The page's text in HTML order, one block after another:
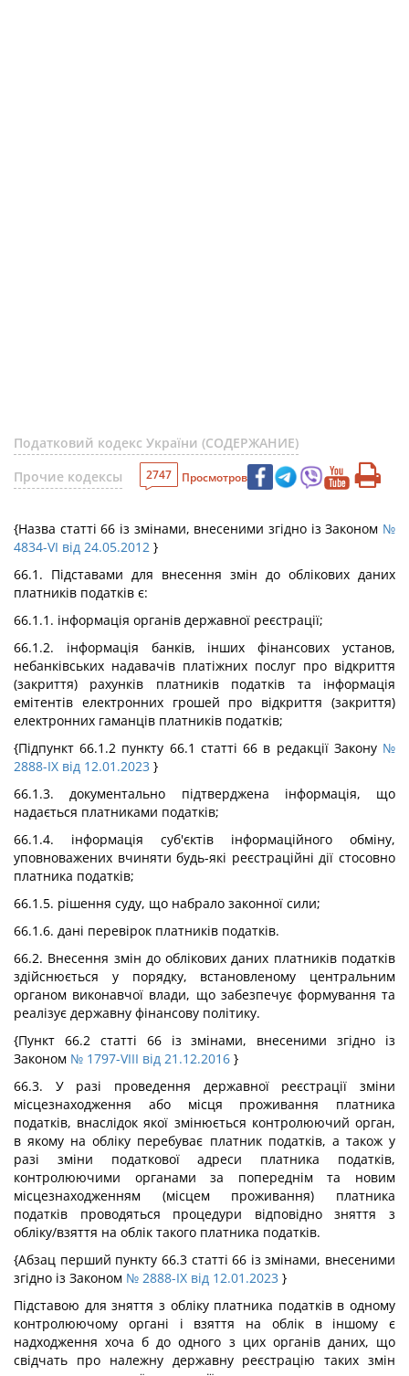
Податковий кодекс України (СОДЕРЖАНИЕ)
Прочие кодексы
2747 Просмотров
{Назва статті 66 із змінами, внесеними згідно із Законом №
4834-VI від 24.05.2012 }
66.1. Підставами для внесення змін до облікових даних
платників податків є:
66.1.1. інформація органів державної реєстрації;
66.1.2. інформація банків, інших фінансових установ,
небанківських надавачів платіжних послуг про відкриття
(закриття) рахунків платників податків та інформація
емітентів електронних грошей про відкриття (закриття)
електронних гаманців платників податків;
{Підпункт 66.1.2 пункту 66.1 статті 66 в редакції Закону №
2888-IX від 12.01.2023 }
66.1.3. документально підтверджена інформація, що
надається платниками податків;
66.1.4. інформація суб'єктів інформаційного обміну,
уповноважених вчиняти будь-які реєстраційні дії стосовно
платника податків;
66.1.5. рішення суду, що набрало законної сили;
66.1.6. дані перевірок платників податків.
66.2. Внесення змін до облікових даних платників податків
здійснюється у порядку, встановленому центральним
органом виконавчої влади, що забезпечує формування та
реалізує державну фінансову політику.
{Пункт 66.2 статті 66 із змінами, внесеними згідно із
Законом № 1797-VIII від 21.12.2016 }
66.3. У разі проведення державної реєстрації зміни
місцезнаходження або місця проживання платника
податків, внаслідок якої змінюється контролюючий орган,
в якому на обліку перебуває платник податків, а також у
разі зміни податкової адреси платника податків,
контролюючими органами за попереднім та новим
місцезнаходженням (місцем проживання) платника
податків проводяться процедури відповідно зняття з
обліку/взяття на облік такого платника податків.
{Абзац перший пункту 66.3 статті 66 із змінами, внесеними
згідно із Законом № 2888-IX від 12.01.2023 }
Підставою для зняття з обліку платника податків в одному
контролюючому органі і взяття на облік в іншому є
надходження хоча б до одного з цих органів даних, що
свідчать про належну державну реєстрацію таких змін